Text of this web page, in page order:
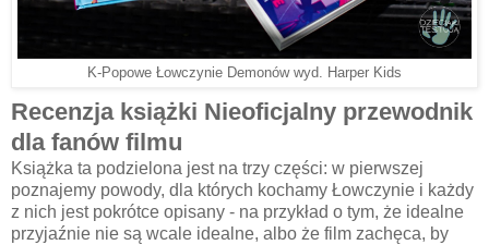
K-Popowe Łowczynie Demonów wyd. Harper Kids
Recenzja książki Nieoficjalny przewodnik
dla fanów filmu
Książka ta podzielona jest na trzy części: w pierwszej
poznajemy powody, dla których kochamy Łowczynie i każdy
z nich jest pokrótce opisany - na przykład o tym, że idealne
przyjaźnie nie są wcale idealne, albo że film zachęca, by